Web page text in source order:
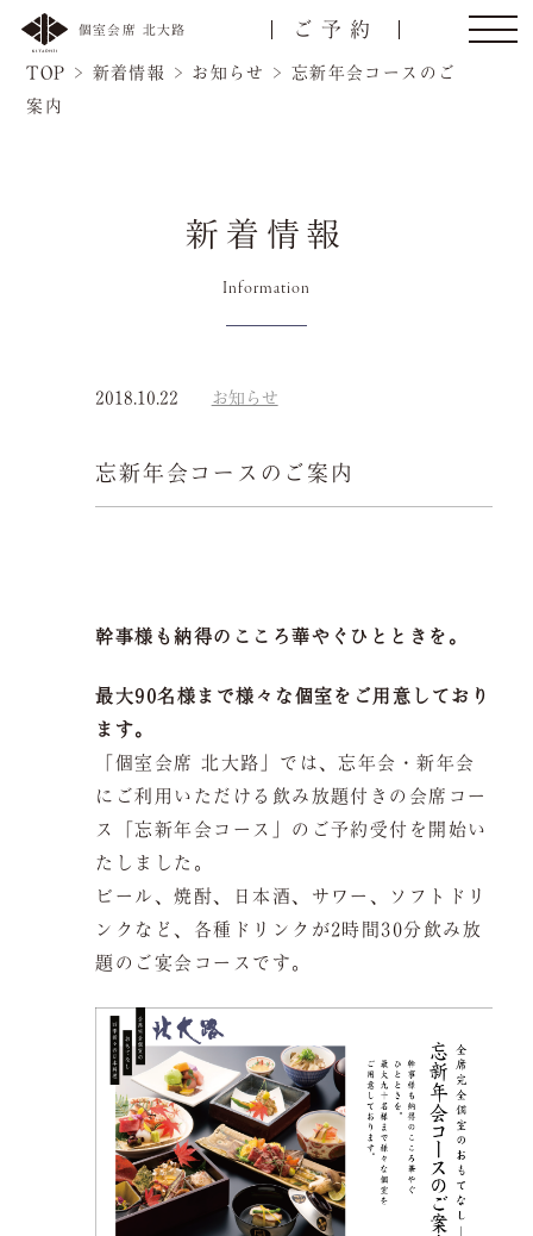
個室会席 北大路 ご予約
ご予約は当サイトが最もお得です。
ご宴会
慶事/法事 ご昼食
空室検索
クーポン
よくある質問
お問い合わせ
プライバシーポリシ
ー
サイトマップ
採用情報
JP EN
TOP > 新着情報 > お知らせ > 忘新年会コースのご
案内
新着情報
Information
2018.10.22 お知らせ
忘新年会コースのご案内
幹事様も納得のこころ華やぐひとときを。
最大90名様まで様々な個室をご用意しており
ます。
「個室会席 北大路」では、忘年会・新年会
にご利用いただける飲み放題付きの会席コー
ス「忘新年会コース」のご予約受付を開始い
たしました。
ビール、焼酎、日本酒、サワー、ソフトドリ
ンクなど、各種ドリンクが2時間30分飲み放
題のご宴会コースです。